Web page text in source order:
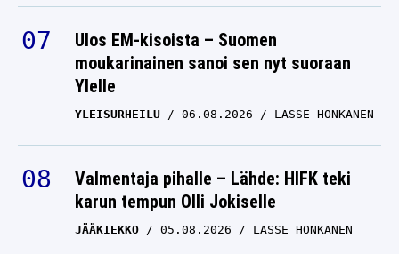
Ulos EM-kisoista – Suomen
moukarinainen sanoi sen nyt suoraan
Ylelle
YLEISURHEILU
Valmentaja pihalle – Lähde: HIFK teki
karun tempun Olli Jokiselle
JÄÄKIEKKO 05.08.2026 LASSE HONKANEN